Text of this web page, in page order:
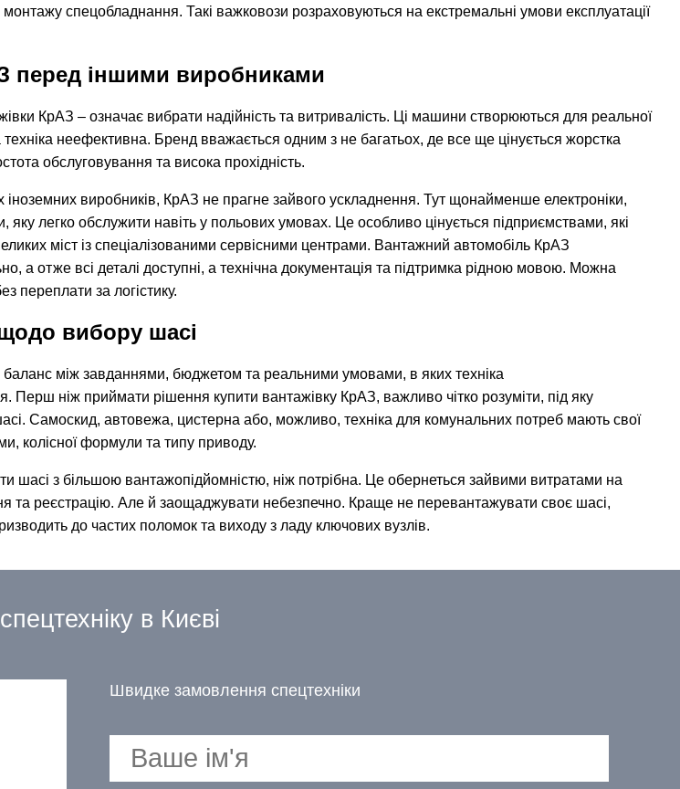
монтажу спецобладнання. Такі важковози розраховуються на екстремальні умови експлуатації
перед іншими виробниками
КрАЗ – означає вибрати надійність та витривалість. Ці машини створюються для реальної
неефективна. Бренд вважається одним з не багатьох, де все ще цінується жорстка
обслуговування та висока прохідність.
іноземних виробників, КрАЗ не прагне зайвого ускладнення. Тут щонайменше електроніки,
яку легко обслужити навіть у польових умовах. Це особливо цінується підприємствами, які
міст із спеціалізованими сервісними центрами. Вантажний автомобіль КрАЗ
а отже всі деталі доступні, а технічна документація та підтримка рідною мовою. Можна
переплати за логістику.
вибору шасі
баланс між завданнями, бюджетом та реальними умовами, в яких техніка
Перш ніж приймати рішення купити вантажівку КрАЗ, важливо чітко розуміти, під яку
Самоскид, автовежа, цистерна або, можливо, техніка для комунальних потреб мають свої
колісної формули та типу приводу.
шасі з більшою вантажопідйомністю, ніж потрібна. Це обернеться зайвими витратами на
та реєстрацію. Але й заощаджувати небезпечно. Краще не перевантажувати своє шасі,
до частих поломок та виходу з ладу ключових вузлів.
в Києві
Швидке замовлення спецтехніки